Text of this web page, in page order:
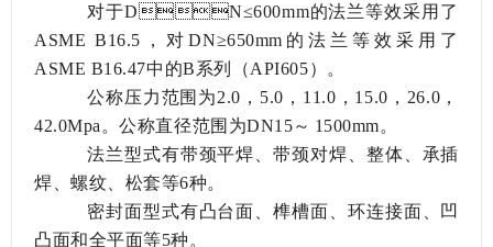
对于DN≤600mm的法兰等效采用了
ASME B16.5，对DN≥650mm的法兰等效采用了
ASME B16.47中的B系列（API605）。
公称压力范围为2.0，5.0，11.0，15.0，26.0，
42.0Mpa。公称直径范围为DN15～1500mm。
法兰型式有带颈平焊、带颈对焊、整体、承插
焊、螺纹、松套等6种。
密封面型式有凸台面、榫槽面、环连接面、凹
凸面和全平面等5种。